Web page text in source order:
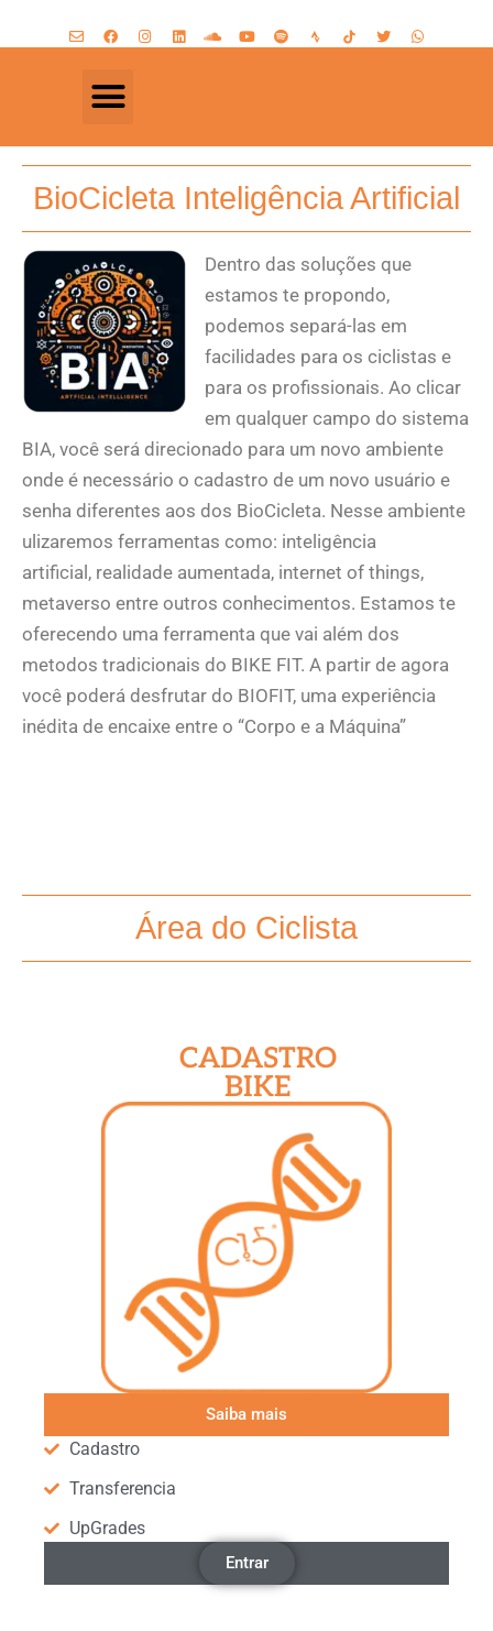
BioCicleta Inteligência Artificial
Dentro das soluções que
estamos te propondo,
podemos separá-las em
facilidades para os ciclistas e
para os profissionais. Ao clicar
em qualquer campo do sistema
BIA, você será direcionado para um novo ambiente
onde é necessário o cadastro de um novo usuário e
senha diferentes aos dos BioCicleta. Nesse ambiente
ulizaremos ferramentas como: inteligência
artificial, realidade aumentada, internet of things,
metaverso entre outros conhecimentos. Estamos te
oferecendo uma ferramenta que vai além dos
metodos tradicionais do BIKE FIT. A partir de agora
você poderá desfrutar do BIOFIT, uma experiência
inédita de encaixe entre o “Corpo e a Máquina”
Área do Ciclista
CADASTRO
BIKE
Saiba mais
Cadastro
Transferencia
UpGrades
Entrar